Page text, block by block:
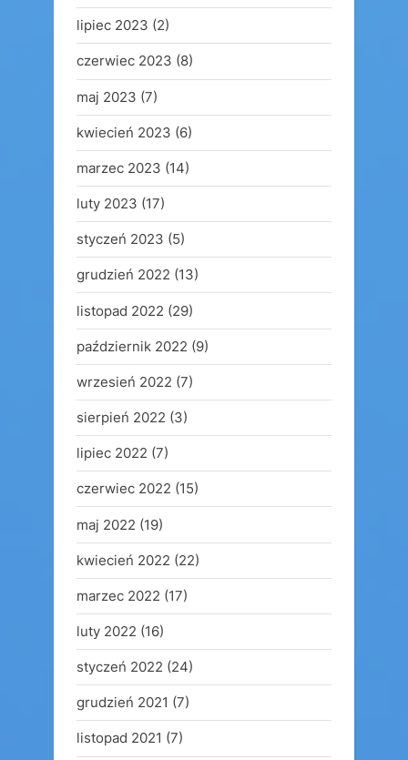
lipiec 2023 (2)
czerwiec 2023 (8)
maj 2023 (7)
kwiecień 2023 (6)
marzec 2023 (14)
luty 2023 (17)
styczeń 2023 (5)
grudzień 2022 (13)
listopad 2022 (29)
październik 2022 (9)
wrzesień 2022 (7)
sierpień 2022 (3)
lipiec 2022 (7)
czerwiec 2022 (15)
maj 2022 (19)
kwiecień 2022 (22)
marzec 2022 (17)
luty 2022 (16)
styczeń 2022 (24)
grudzień 2021 (7)
listopad 2021 (7)